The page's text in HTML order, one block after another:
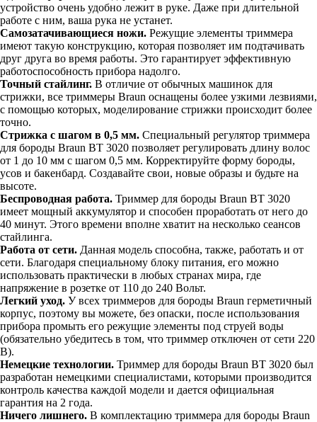
устройство очень удобно лежит в руке. Даже при длительной
работе с ним, ваша рука не устанет.
Самозатачивающиеся ножи. Режущие элементы триммера
имеют такую конструкцию, которая позволяет им подтачивать
друг друга во время работы. Это гарантирует эффективную
работоспособность прибора надолго.
Точный стайлинг. В отличие от обычных машинок для
стрижки, все триммеры Braun оснащены более узкими лезвиями,
с помощью которых, моделирование стрижки происходит более
точно.
Стрижка с шагом в 0,5 мм. Специальный регулятор триммера
для бороды Braun BT 3020 позволяет регулировать длину волос
от 1 до 10 мм с шагом 0,5 мм. Корректируйте форму бороды,
усов и бакенбард. Создавайте свои, новые образы и будьте на
высоте.
Беспроводная работа. Триммер для бороды Braun BT 3020
имеет мощный аккумулятор и способен проработать от него до
40 минут. Этого времени вполне хватит на несколько сеансов
стайлинга.
Работа от сети. Данная модель способна, также, работать и от
сети. Благодаря специальному блоку питания, его можно
использовать практически в любых странах мира, где
напряжение в розетке от 110 до 240 Вольт.
Легкий уход. У всех триммеров для бороды Braun герметичный
корпус, поэтому вы можете, без опаски, после использования
прибора промыть его режущие элементы под струей воды
(обязательно убедитесь в том, что триммер отключен от сети 220
В).
Немецкие технологии. Триммер для бороды Braun BT 3020 был
разработан немецкими специалистами, которыми производится
контроль качества каждой модели и дается официальная
гарантия на 2 года.
Ничего лишнего. В комплектацию триммера для бороды Braun